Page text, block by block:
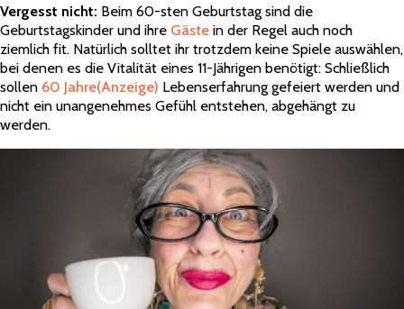
Vergesst nicht: Beim 60-sten Geburtstag sind die
Geburtstagskinder und ihre Gäste in der Regel auch noch
ziemlich fit. Natürlich solltet ihr trotzdem keine Spiele auswählen,
bei denen es die Vitalität eines 11-Jährigen benötigt: Schließlich
sollen 60 Jahre(Anzeige) Lebenserfahrung gefeiert werden und
nicht ein unangenehmes Gefühl entstehen, abgehängt zu
werden.